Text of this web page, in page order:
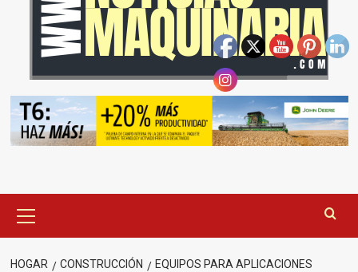
principal
HOGAR CONSTRUCCIÓN
EQUIPOS PARA APLICACIONES